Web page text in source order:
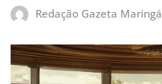
Redação Gazeta Maringá